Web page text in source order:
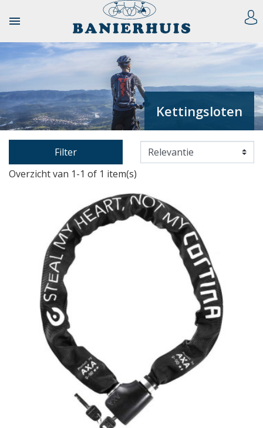

Kettingsloten
Filter
Overzicht van 1-1 of 1 item(s)